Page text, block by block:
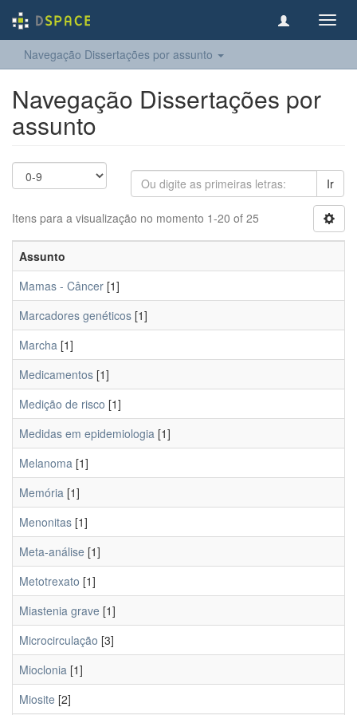
Navegação Dissertações por assunto
Navegação Dissertações por
assunto
Ir
Itens para a visualização no momento 1-20 of 25
Assunto
Mamas - Câncer [1]
Marcadores genéticos [1]
Marcha [1]
Medicamentos [1]
Medição de risco [1]
Medidas em epidemiologia [1]
Melanoma [1]
Memória [1]
Menonitas [1]
Meta-análise [1]
Metotrexato [1]
Miastenia grave [1]
Microcirculação [3]
Mioclonia [1]
Miosite [2]